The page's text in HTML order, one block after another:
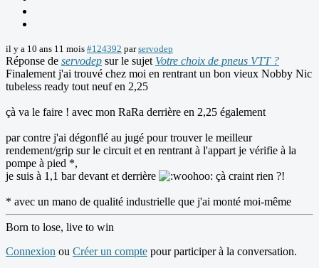
il y a 10 ans 11 mois #124392 parservodep
Réponse de servodep sur le sujet Votre choix de pneus VTT ?
Finalement j'ai trouvé chez moi en rentrant un bon vieux Nobby Nic
tubeless ready tout neuf en 2,25
çà va le faire ! avec mon RaRa derrière en 2,25 également
par contre j'ai dégonflé au jugé pour trouver le meilleur
rendement/grip sur le circuit et en rentrant à l'appart je vérifie à la
pompe à pied *,
je suis à 1,1 bar devant et derrière
çà craint rien ?!
* avec un mano de qualité industrielle que j'ai monté moi-même
Born to lose, live to win
Connexion ou Créer un compte pour participer à la conversation.